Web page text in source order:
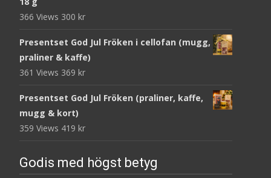
366 Views 300 kr
Presentset God Jul Fröken i cellofan (mugg,
praliner & kaffe)
361 Views 369 kr
Presentset God Jul Fröken (praliner, kaffe,
mugg & kort)
359 Views 419 kr
Godis med högst betyg